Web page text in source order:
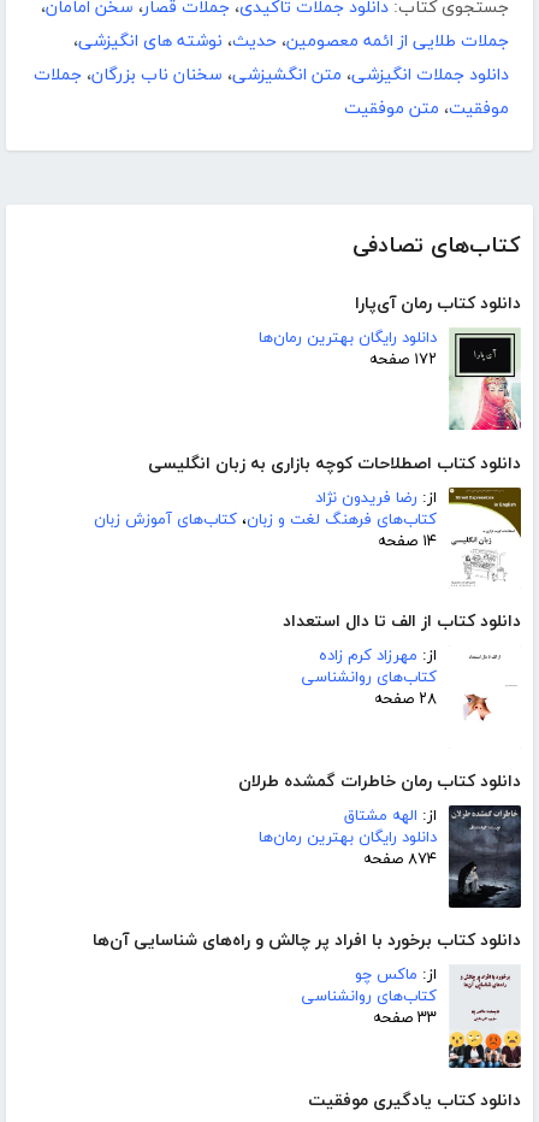
کتاب‌های تصادفی
دانلود کتاب رمان آی‌پارا
دانلود رایگان بهترین رمان‌ها
۱۷۲ صفحه
دانلود کتاب اصطلاحات کوچه بازاری به زبان انگلیسی
از: رضا فریدون نژاد
کتاب‌های فرهنگ لغت و زبان، کتاب‌های آموزش زبان
۱۴ صفحه
دانلود کتاب از الف تا دال استعداد
از: مهرزاد کرم زاده
کتاب‌های روانشناسی
۲۸ صفحه
دانلود کتاب رمان خاطرات گمشده طرلان
از: الهه مشتاق
دانلود رایگان بهترین رمان‌ها
۸۷۴ صفحه
دانلود کتاب برخورد با افراد پر چالش و راه‌های شناسایی آن‌ها
از: ماکس چو
کتاب‌های روانشناسی
۳۳ صفحه
دانلود کتاب یادگیری موفقیت
جستجوی کتاب: دانلود جملات تاکیدی، جملات قصار، سخن امامان،
جملات طلایی از ائمه معصومین، حدیث، نوشته های انگیزشی،
دانلود جملات انگیزشی، متن انگشیزشی، سخنان ناب بزرگان، جملات
موفقیت، متن موفقیت